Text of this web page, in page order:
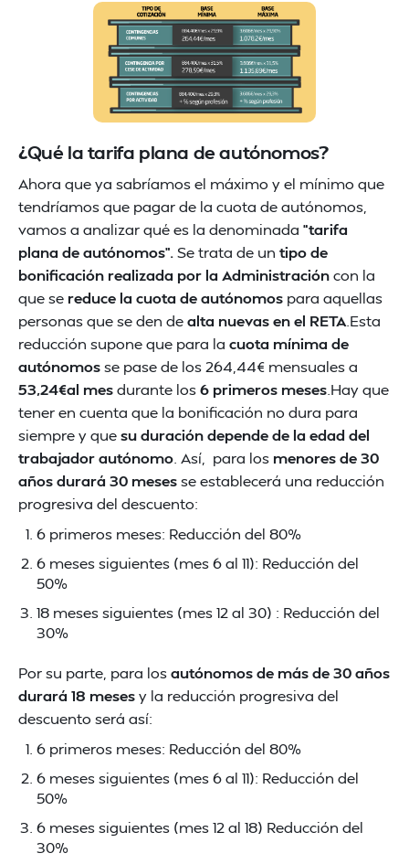
¿Qué la tarifa plana de autónomos?
Ahora que ya sabríamos el máximo y el mínimo que
tendríamos que pagar de la cuota de autónomos,
vamos a analizar qué es la denominada “tarifa
plana de autónomos”.Se trata de un tipo de
bonificación realizada por la Administracióncon la
que se reduce la cuota de autónomos para aquellas
personas que se den dealta nuevas en el RETA.Esta
reducción supone que para la cuota mínima de
autónomosse pase de los 264,44€ mensuales a
53,24€al mesdurante los6 primeros meses.Hay que
tener en cuenta que la bonificación no dura para
siempre y quesu duración depende de la edad del
trabajador autónomo. Así, para los menores de 30
años durará 30 mesesse establecerá una reducción
progresiva del descuento:
6 primeros meses: Reducción del 80%
6 meses siguientes (mes 6 al 11): Reducción del
50%
18 meses siguientes (mes 12 al 30) : Reducción del
30%
Por su parte, para losautónomos de más de 30 años
durará 18 mesesy la reducción progresiva del
descuento será así:
6 primeros meses: Reducción del 80%
6 meses siguientes (mes 6 al 11): Reducción del
50%
6 meses siguientes (mes 12 al 18) Reducción del
30%